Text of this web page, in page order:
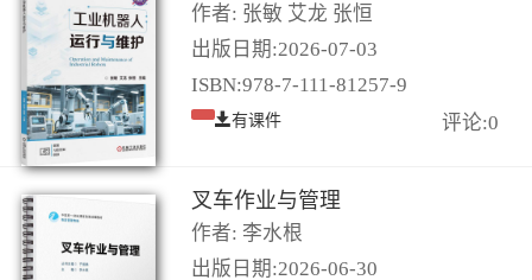
作者: 张敏 艾龙 张恒
出版日期:2026-07-03
ISBN:978-7-111-81257-9
有课件 评论:0
叉车作业与管理
作者: 李水根
出版日期:2026-06-30